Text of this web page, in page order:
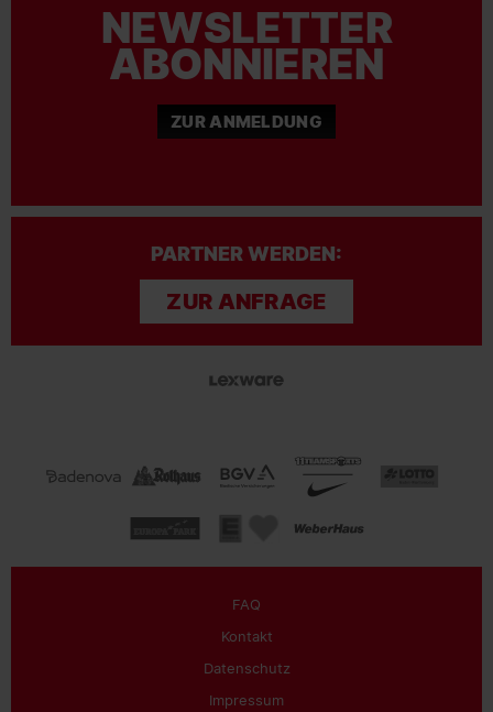
NEWSLETTER
ABONNIEREN
ZUR ANMELDUNG
PARTNER WERDEN:
ZUR ANFRAGE
FAQ
Kontakt
Datenschutz
Impressum